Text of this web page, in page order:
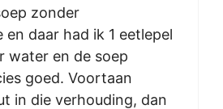
zonder
en daar had ik 1 eetlepel
water en de soep
goed. Voortaan
in die verhouding, dan